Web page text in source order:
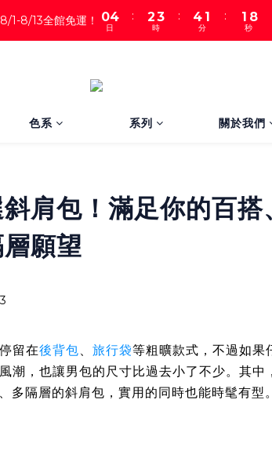
1-8/13全館免運！
04
3
日
:
2
1
3
2
時
:
4
3
1
0
分
:
1
0
6
5
0
秒
色系 系列 關於我們
肩包！滿足你的百搭
願望
留在後背包、 旅行袋等粗曠款式，不過如果
潮，也讓男包的尺寸比過去小了不少。其中
多隔層的斜肩包，實用的同時也能時髦有型